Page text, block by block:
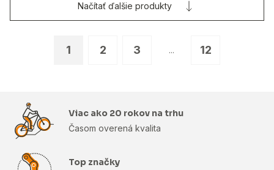
1 2 3 ... 12
Načítať ďalšie produkty
Viac ako 20 rokov na trhu
Časom overená kvalita
Top značky